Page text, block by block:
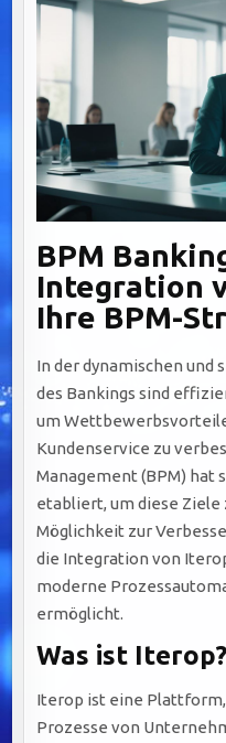
BPM
Integration
Ihre BPM-
In der dynamischen und
des Bankings sind
um
Kundenservice zu
Management (BPM) hat
etabliert, um diese
Möglichkeit zur
die Integration von
moderne
ermöglicht.
Was ist Iterop?
Iterop ist eine
Prozesse von